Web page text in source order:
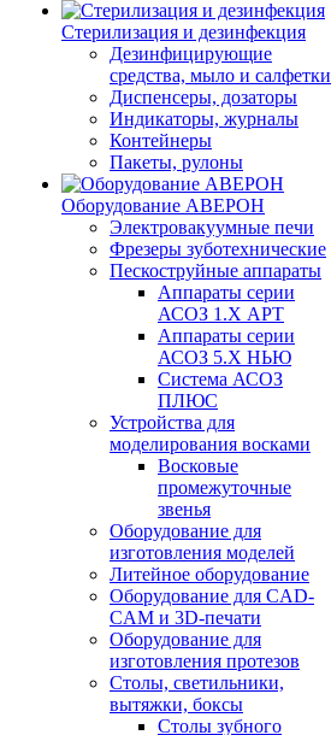
Стерилизация и дезинфекция
Дезинфицирующие
средства, мыло и салфетки
Диспенсеры, дозаторы
Индикаторы, журналы
Контейнеры
Пакеты, рулоны
Оборудование АВЕРОН
Электровакуумные печи
Фрезеры зуботехнические
Пескоструйные аппараты
Аппараты серии
АСОЗ 1.Х АРТ
Аппараты серии
АСОЗ 5.Х НЬЮ
Система АСОЗ
ПЛЮС
Устройства для
моделирования восками
Восковые
промежуточные
звенья
Оборудование для
изготовления моделей
Литейное оборудование
Оборудование для CAD-
CAM и 3D-печати
Оборудование для
изготовления протезов
Cтолы, светильники,
вытяжки, боксы
Столы зубного